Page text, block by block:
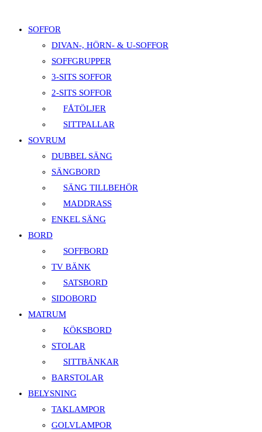
SOFFOR
DIVAN-, HÖRN- & U-SOFFOR
SOFFGRUPPER
3-SITS SOFFOR
2-SITS SOFFOR
FÅTÖLJER
SITTPALLAR
SOVRUM
DUBBEL SÄNG
SÄNGBORD
SÄNG TILLBEHÖR
MADDRASS
ENKEL SÄNG
BORD
SOFFBORD
TV BÄNK
SATSBORD
SIDOBORD
MATRUM
KÖKSBORD
STOLAR
SITTBÄNKAR
BARSTOLAR
BELYSNING
TAKLAMPOR
GOLVLAMPOR